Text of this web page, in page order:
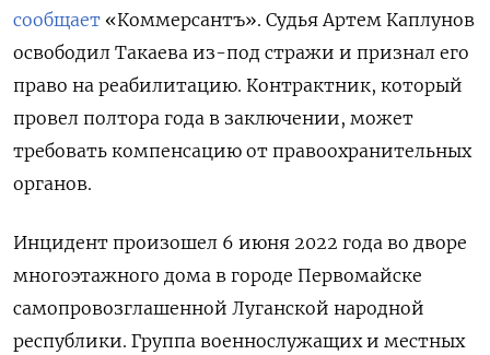
сообщает «Коммерсантъ». Судья Артем Каплунов
освободил Такаева из-под стражи и признал его
право на реабилитацию. Контрактник, который
провел полтора года в заключении, может
требовать компенсацию от правоохранительных
органов.
Инцидент произошел 6 июня 2022 года во дворе
многоэтажного дома в городе Первомайске
самопровозглашенной Луганской народной
республики. Группа военнослужащих и местных